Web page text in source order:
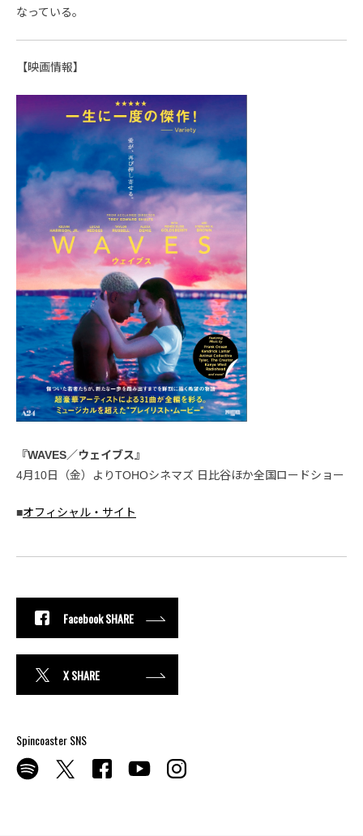
なっている。
【映画情報】
『WAVES／ウェイブス』
4月10日（金）よりTOHOシネマズ 日比谷ほか全国ロードショー
■オフィシャル・サイト
Facebook SHARE
X SHARE
Spincoaster SNS